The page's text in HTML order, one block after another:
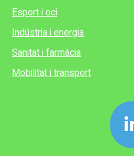
Esport i oci
Indústria i energia
Sanitat i farmàcia
Mobilitat i transport